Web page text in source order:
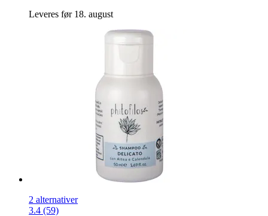
Leveres før 18. august
2 alternativer
3.4 (59)